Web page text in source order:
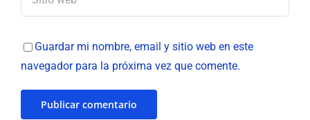
Guardar mi nombre, email y sitio web en este
navegador para la próxima vez que comente.